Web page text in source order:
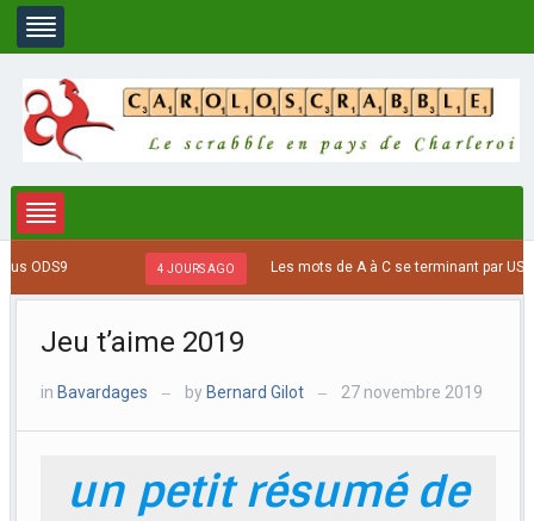
4 JOURS AGO Les mots de A à C se terminant par US, 8
Jeu t’aime 2019
in Bavardages — by Bernard Gilot — 27 novembre 2019
un petit résumé de